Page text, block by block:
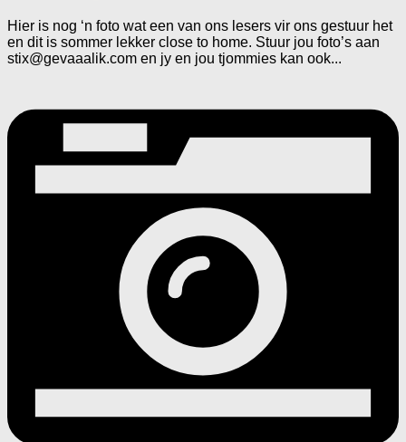
Hier is nog ‘n foto wat een van ons lesers vir ons gestuur het
en dit is sommer lekker close to home. Stuur jou foto’s aan
stix@gevaaalik.com en jy en jou tjommies kan ook...